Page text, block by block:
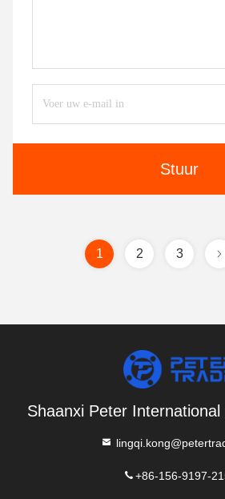
Stuur
1 2 3
Shaanxi Peter
+86-156-9197-